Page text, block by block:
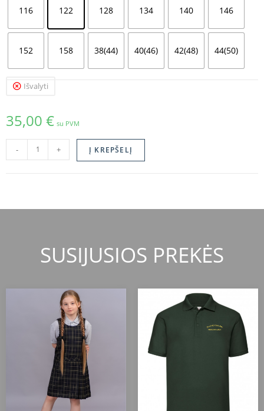
116 122 128 134 140 146
152 158 38(44) 40(46) 42(48) 44(50)
Išvalyti
35,00 € su PVM
- + Į KREPŠELĮ
SUSIJUSIOS PREKĖS